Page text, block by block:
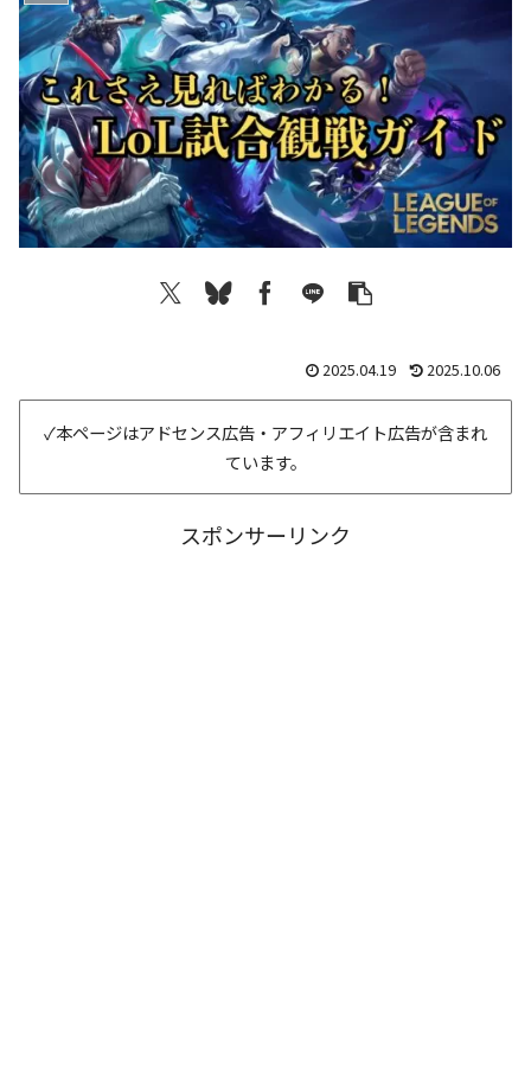
2025.04.19 2025.10.06
✓本ページはアドセンス広告・アフィリエイト広告が含まれ
ています。
スポンサーリンク